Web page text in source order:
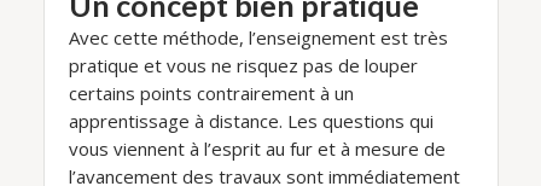
Avec cette méthode, l’enseignement est très
pratique et vous ne risquez pas de louper
certains points contrairement à un
apprentissage à distance. Les questions qui
vous viennent à l’esprit au fur et à mesure de
l’avancement des travaux sont immédiatement